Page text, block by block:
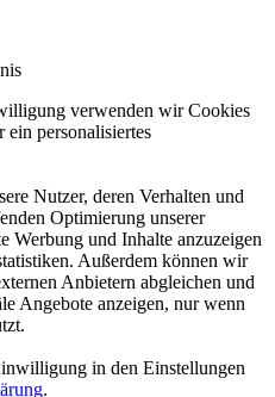
verwenden wir Cookies
personalisiertes
Nutzer, deren Verhalten und
Optimierung unserer
Werbung und Inhalte anzuzeigen
Außerdem können wir
Anbietern abgleichen und
Angebote anzeigen, nur wenn
in den Einstellungen
.